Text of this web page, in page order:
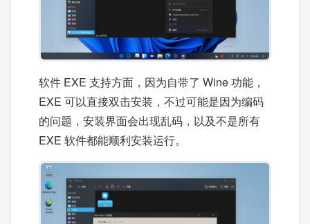
软件 EXE 支持方面，因为自带了 Wine 功能，
EXE 可以直接双击安装，不过可能是因为编码
的问题，安装界面会出现乱码，以及不是所有
EXE 软件都能顺利安装运行。